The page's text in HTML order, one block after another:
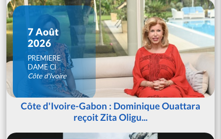
7 Août
2026
PREMIERE
DAME CI
Côte d'Ivoire
Côte d'Ivoire-Gabon : Dominique Ouattara
reçoit Zita Oligu...